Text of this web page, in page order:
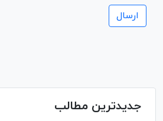
جدیدترین مطالب